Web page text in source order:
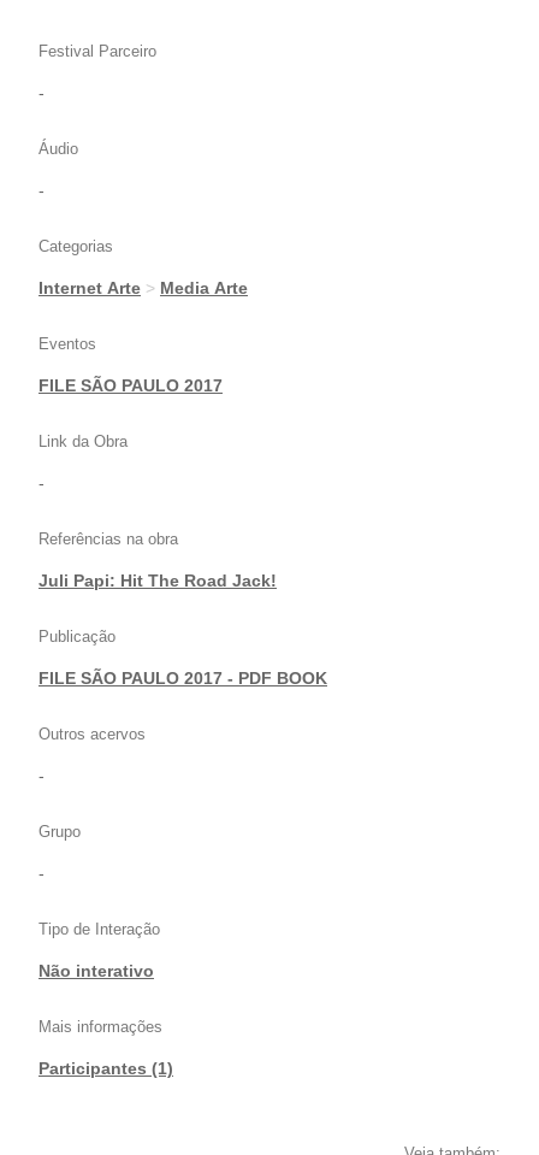
Festival Parceiro
-
Áudio
-
Categorias
Internet Arte > Media Arte
Eventos
FILE SÃO PAULO 2017
Link da Obra
-
Referências na obra
Juli Papi: Hit The Road Jack!
Publicação
FILE SÃO PAULO 2017 - PDF BOOK
Outros acervos
-
Grupo
-
Tipo de Interação
Não interativo
Mais informações
Participantes (1)